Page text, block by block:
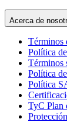
Acerca de
Términos
Política
Términos
Política
Política
TyC Plan